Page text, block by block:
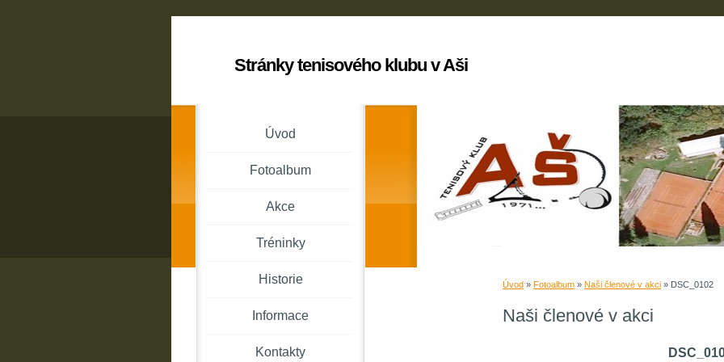
Stránky tenisového klubu v Aši
Úvod » Fotoalbum » Naši členové v akci » DSC_0102
Naši členové v akci
Úvod
Fotoalbum
Akce
Tréninky
Historie
Informace
Kontakty